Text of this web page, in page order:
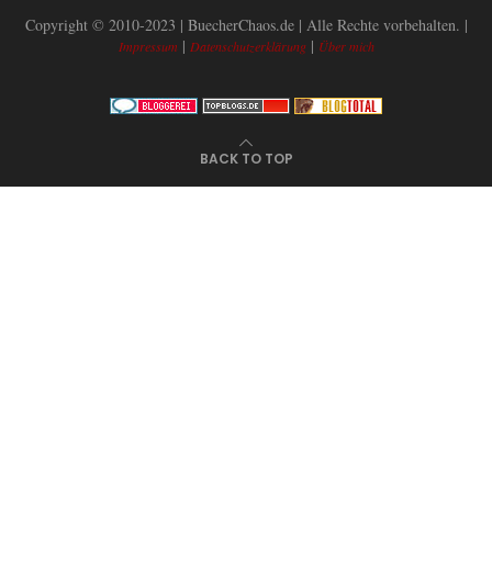
Copyright © 2010-2023 | BuecherChaos.de | Alle Rechte vorbehalten. |
Impressum | Datenschutzerklärung| Über mich
BACK TO TOP